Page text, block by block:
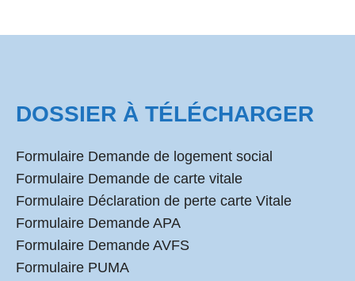
DOSSIER À TÉLÉCHARGER
Formulaire Demande de logement social
Formulaire Demande de carte vitale
Formulaire Déclaration de perte carte Vitale
Formulaire Demande APA
Formulaire Demande AVFS
Formulaire PUMA